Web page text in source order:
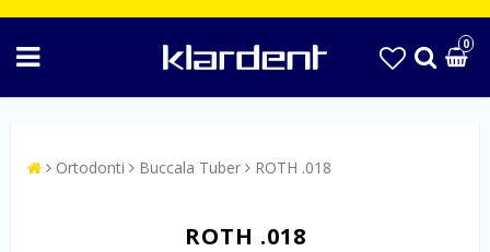
0
Ortodonti Buccala Tuber ROTH .018
ROTH .018